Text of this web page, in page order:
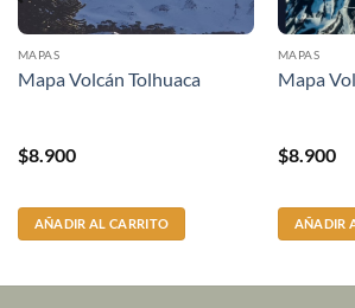
MAPAS
Mapa Volcán Tolhuaca
$8.900
AÑADIR AL CARRITO
MAPAS
Mapa
$8.900
AÑADIR